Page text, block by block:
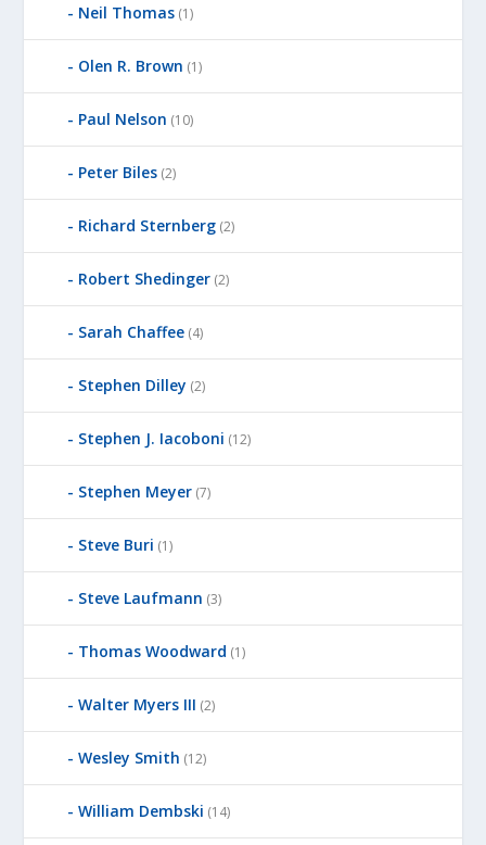
Neil Thomas (1)
Olen R. Brown (1)
Paul Nelson (10)
Peter Biles (2)
Richard Sternberg (2)
Robert Shedinger (2)
Sarah Chaffee (4)
Stephen Dilley (2)
Stephen J. Iacoboni (12)
Stephen Meyer (7)
Steve Buri (1)
Steve Laufmann (3)
Thomas Woodward (1)
Walter Myers III (2)
Wesley Smith (12)
William Dembski (14)